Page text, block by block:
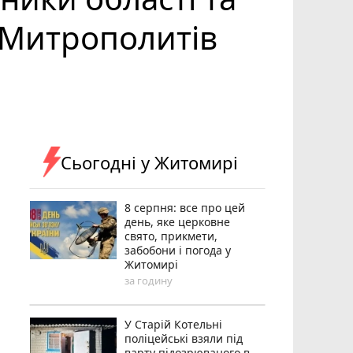
Сьогодні у Житомирі
8 серпня: все про цей
день, яке церковне
свято, прикмети,
забобони і погода у
Житомирі
за годину
У Старій Котельні
поліцейські взяли під